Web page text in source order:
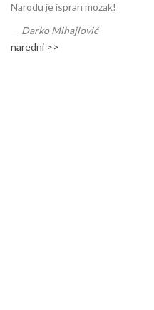
Narodu je ispran mozak!
— Darko Mihajlović
naredni >>